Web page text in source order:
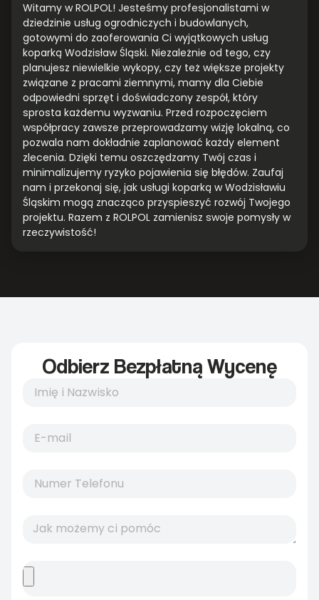
Witamy w ROLPOL! Jesteśmy profesjonalistami w
dziedzinie usług ogrodniczych i budowlanych,
gotowymi do zaoferowania Ci wyjątkowych usług
koparką Wodzisław Śląski. Niezależnie od tego, czy
planujesz niewielkie wykopy, czy też większe projekty
związane z pracami ziemnymi, mamy dla Ciebie
odpowiedni sprzęt i doświadczony zespół, który
sprosta każdemu wyzwaniu. Przed rozpoczęciem
współpracy zawsze przeprowadzamy wizję lokalną, co
pozwala nam dokładnie zaplanować każdy element
zlecenia. Dzięki temu oszczędzamy Twój czas i
minimalizujemy ryzyko pojawienia się błędów. Zaufaj
nam i przekonaj się, jak usługi koparką w Wodzisławiu
Śląskim mogą znacząco przyspieszyć rozwój Twojego
projektu. Razem z ROLPOL zamienisz swoje pomysły w
rzeczywistość!
Odbierz Bezpłatną Wycenę